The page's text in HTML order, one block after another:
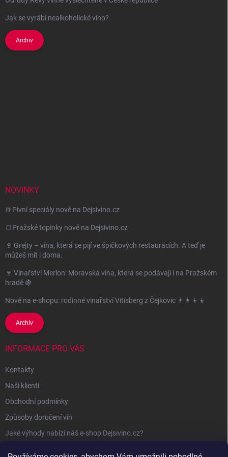
Jak se vyrábí nealkoholické víno?
Archiv
NOVINKY
🍺Pivní speciály nově na Dejsivino.cz
🍞Pražské topinky nově na Dejsivino.cz
🍷 Grejty – vína, která se pijí ve špičkových restauracích. A teď je
můžeš mít i doma.
🍷 Vinařství Merlon: Moravská vína, která se podávají i na Pražském
hradě 🍇
Nově na e-shopu: rodinné vinařství Vitisberg z Čejkovic 👨‍👩‍👦‍👦
Archiv
INFORMACE PRO VÁS
Kontakty
Naši klienti
Obchodní podmínky
Způsoby doručení vín
Jaké výhody nabízí náš e-shop Dejsivino.cz?